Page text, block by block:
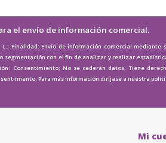
el envío de información comercial.
Finalidad: Envío de información comercial
segmentación con el fin de analizar y realizar
Consentimiento; No se cederán datos; Tiene
Para más información diríjase a nuestra
Mi